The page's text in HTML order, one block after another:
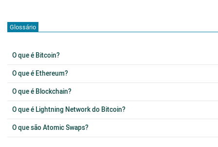
Glossário
O que é Bitcoin?
O que é Ethereum?
O que é Blockchain?
O que é Lightning Network do Bitcoin?
O que são Atomic Swaps?